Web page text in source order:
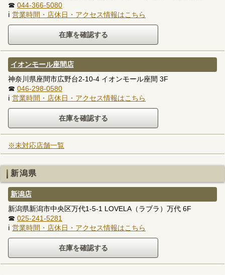
☎ 044-366-5080
ℹ 営業時間・店休日・アクセス情報はこちら
イオンモール座間店
神奈川県座間市広野台2-10-4 イオンモール座間 3F
☎ 046-298-0580
ℹ 営業時間・店休日・アクセス情報はこちら
※未対応店舗一覧
新潟県
新潟店
新潟県新潟市中央区万代1-5-1 LOVELA（ラブラ）万代 6F
☎ 025-241-5281
ℹ 営業時間・店休日・アクセス情報はこちら